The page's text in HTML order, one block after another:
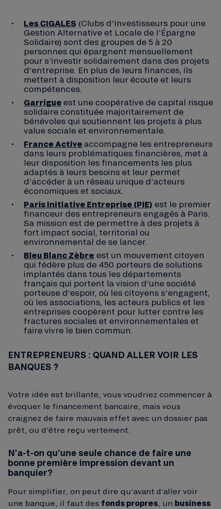
Les CIGALES (Clubs d’Investisseurs pour une
Gestion Alternative et Locale de l’Épargne
Solidaire) sont des groupes de 5 à 20
personnes qui épargnent mensuellement
pour s’investir solidairement dans des projets
d’entreprise. En plus de leurs finances, ils
mettent à disposition leur écoute et leurs
compétences.
Garrigue est une coopérative de capital risque
solidaire constituée majoritairement de
bénévoles qui soutiennent les projets à plus
value sociale et environnementale.
France Active accompagne les entrepreneurs
dans leurs problématiques financières, met à
leur disposition les financements les plus
adaptés à leurs besoins et leur permet
d’accéder à un réseau unique d’acteurs
économiques et sociaux.
Paris Initiative Entreprise (PIE) est le premier
financeur des entrepreneurs engagés à Paris.
Sa mission est de permettre à des projets à
fort impact social, territorial ou
environnemental de se lancer.
Bleu Blanc Zèbre est un mouvement citoyen
qui fédère plus de 450 porteurs de solutions
implantés dans tous les départements
français qui portent la vision d’une société
porteuse d’espoir, où les citoyens s’engagent,
où les associations, les acteurs publics et les
entreprises coopèrent pour lutter contre les
fractures sociales et environnementales et
faire vivre le bien commun.
ENTREPRENEURS : QUAND ALLER VOIR LES
BANQUES ?
Votre idée est brillante, vous voudriez commencer à
évoquer le financement bancaire, mais vous
craignez de faire mauvais effet avec un dossier pas
prêt, ou d’être reçu vertement.
N’a-t-on qu’une seule chance de faire une
bonne première impression devant un
banquier?
Pour simplifier, on peut dire qu’avant d’aller voir
une banque, il faut des fonds propres , un business